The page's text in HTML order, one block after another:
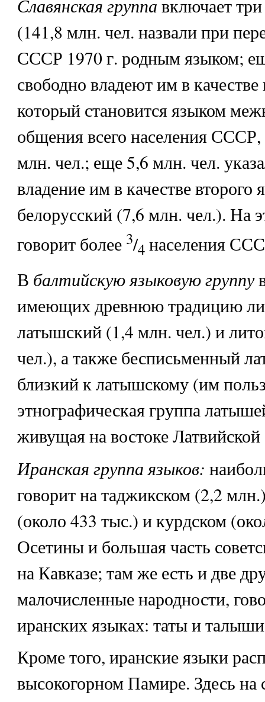
Славянская группа включает
(141,8 млн. чел. назвали при
СССР 1970 г. родным языком;
свободно владеют им в качестве
который становится языком
общения всего населения
млн. чел.; еще 5,6 млн. чел.
владение им в качестве второго
белорусский (7,6 млн. чел.). На
говорит более 3/4 населения
В балтийскую языковую группу
имеющих древнюю традицию
латышский (1,4 млн. чел.) и
чел.), а также бесписьменный
близкий к латышскому (им
этнографическая группа
живущая на востоке
Иранская группа языков:
говорит на таджикском (2,2
(около 433 тыс.) и курдском
Осетины и большая часть
на Кавказе; там же есть и две
малочисленные народности,
иранских языках: таты и
Кроме того, иранские языки
высокогорном Памире. Здесь на